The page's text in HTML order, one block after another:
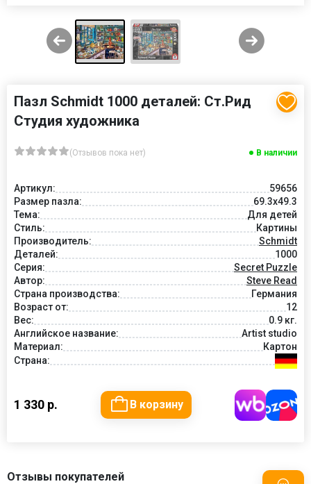
Пазл Schmidt 1000 деталей: Ст.Рид
Студия художника
(Отзывов пока нет) В наличии
Артикул:
59656
Размер пазла:
69.3x49.3
Тема:
Для детей
Стиль:
Картины
Производитель:
Schmidt
Деталей:
1000
Серия:
Secret Puzzle
Автор:
Steve Read
Страна производства:
Германия
Возраст от:
12
Вес:
0.9 кг.
Английское название:
Artist studio
Материал:
Картон
Страна:
1 330 р. В корзину
Отзывы покупателей